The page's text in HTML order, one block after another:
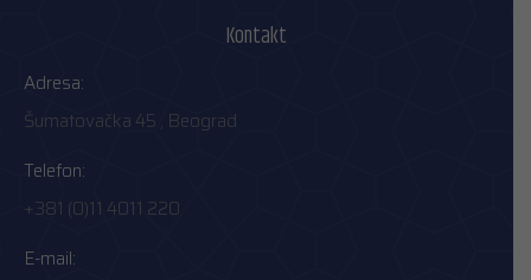
Kontakt
Adresa:
Šumatovačka 45 , Beograd
Telefon:
+381 (0)11 4011 220
E-mail: